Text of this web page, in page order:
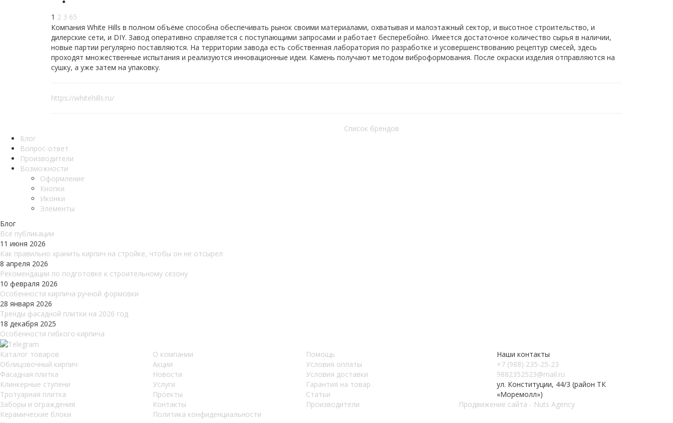
1 2 3 65
Компания White Hills в полном объёме способна обеспечивать рынок своими материалами, охватывая и малоэтажный сектор, и высотное строительство, и
дилерские сети, и DIY. Завод оперативно справляется с поступающими запросами и работает бесперебойно. Имеется достаточное количество сырья в наличии,
новые партии регулярно поставляются. На территории завода есть собственная лаборатория по разработке и усовершенствованию рецептур смесей, здесь
проходят множественные испытания и реализуются инновационные идеи. Камень получают методом виброформования. После окраски изделия отправляются на
сушку, а уже затем на упаковку.
https://whitehills.ru/
Список брендов
Блог
Вопрос-ответ
Производители
Возможности
Оформление
Кнопки
Иконки
Элементы
Блог
Все публикации
11 июня 2026
Как правильно хранить кирпич на стройке, чтобы он не отсырел
8 апреля 2026
Рекомендации по подготовке к строительному сезону
10 февраля 2026
Особенности кирпича ручной формовки
28 января 2026
Тренды фасадной плитки на 2026 год
18 декабря 2025
Особенности гибкого кирпича
Каталог товаров
Облицовочный кирпич
Фасадная плитка
Клинкерные ступени
Тротуарная плитка
Заборы и ограждения
Керамические блоки
О компании
Акции
Новости
Услуги
Проекты
Контакты
Политика конфиденциальности
Помощь
Условия оплаты
Условия доставки
Гарантия на товар
Статьи
Производители
Наши контакты
+7 (988) 235-25-23
9882352523@mail.ru
ул. Конституции, 44/3 (район ТК
«Моремолл»)
Продвижение сайта - Nuts Agency